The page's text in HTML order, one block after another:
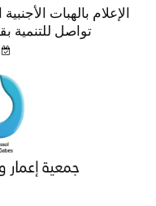
الإعلام بالهبات
تواصل للتنمية بقابس